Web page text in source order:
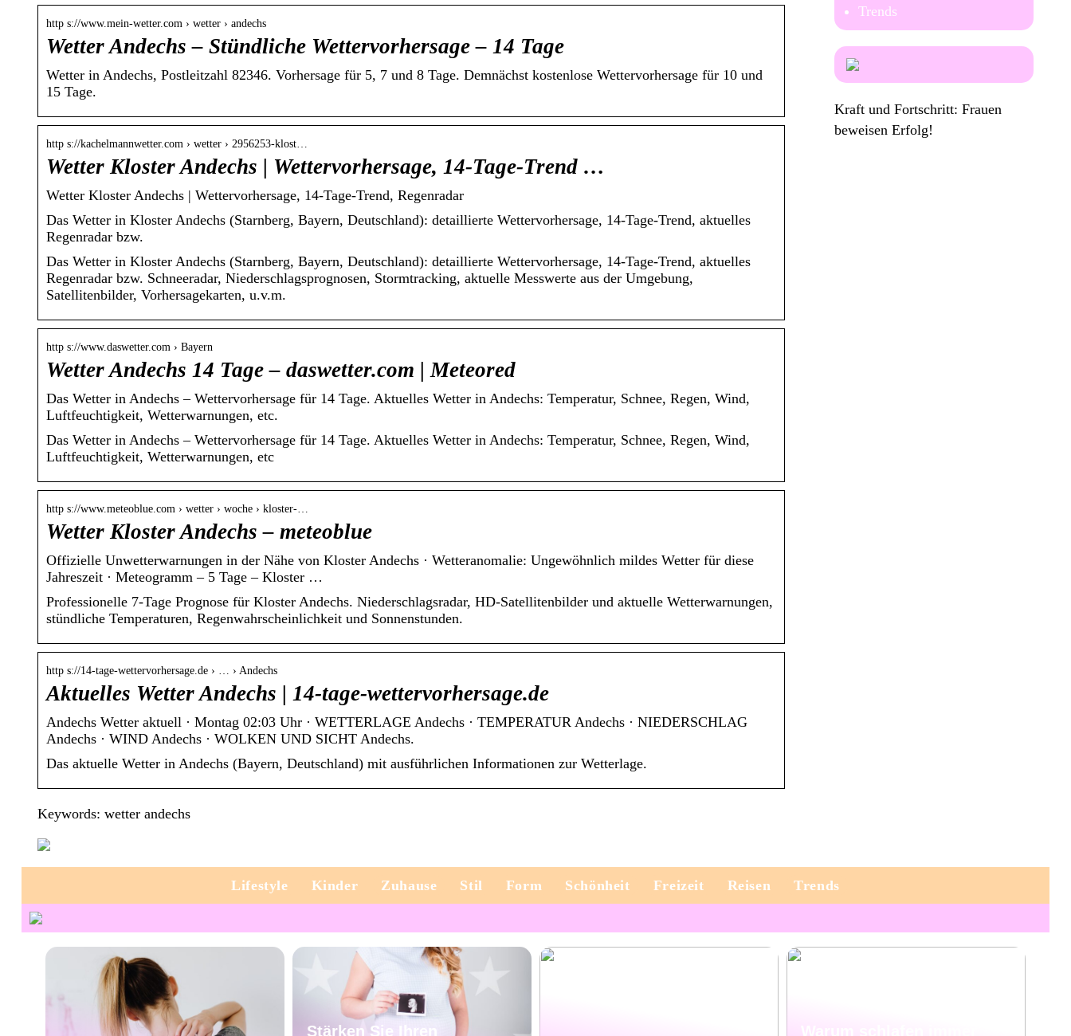
http s://www.mein-wetter.com › wetter › andechs
Wetter Andechs – Stündliche Wettervorhersage – 14 Tage
Wetter in Andechs, Postleitzahl 82346. Vorhersage für 5, 7 und 8 Tage. Demnächst kostenlose Wettervorhersage für 10 und
15 Tage.
http s://kachelmannwetter.com › wetter › 2956253-klost…
Wetter Kloster Andechs | Wettervorhersage, 14-Tage-Trend …
Wetter Kloster Andechs | Wettervorhersage, 14-Tage-Trend, Regenradar
Das Wetter in Kloster Andechs (Starnberg, Bayern, Deutschland): detaillierte Wettervorhersage, 14-Tage-Trend, aktuelles
Regenradar bzw.
Das Wetter in Kloster Andechs (Starnberg, Bayern, Deutschland): detaillierte Wettervorhersage, 14-Tage-Trend, aktuelles
Regenradar bzw. Schneeradar, Niederschlagsprognosen, Stormtracking, aktuelle Messwerte aus der Umgebung,
Satellitenbilder, Vorhersagekarten, u.v.m.
http s://www.daswetter.com › Bayern
Wetter Andechs 14 Tage – daswetter.com | Meteored
Das Wetter in Andechs – Wettervorhersage für 14 Tage. Aktuelles Wetter in Andechs: Temperatur, Schnee, Regen, Wind,
Luftfeuchtigkeit, Wetterwarnungen, etc.
Das Wetter in Andechs – Wettervorhersage für 14 Tage. Aktuelles Wetter in Andechs: Temperatur, Schnee, Regen, Wind,
Luftfeuchtigkeit, Wetterwarnungen, etc
http s://www.meteoblue.com › wetter › woche › kloster-…
Wetter Kloster Andechs – meteoblue
Offizielle Unwetterwarnungen in der Nähe von Kloster Andechs · Wetteranomalie: Ungewöhnlich mildes Wetter für diese
Jahreszeit · Meteogramm – 5 Tage – Kloster …
Professionelle 7-Tage Prognose für Kloster Andechs. Niederschlagsradar, HD-Satellitenbilder und aktuelle Wetterwarnungen,
stündliche Temperaturen, Regenwahrscheinlichkeit und Sonnenstunden.
http s://14-tage-wettervorhersage.de › … › Andechs
Aktuelles Wetter Andechs | 14-tage-wettervorhersage.de
Andechs Wetter aktuell · Montag 02:03 Uhr · WETTERLAGE Andechs · TEMPERATUR Andechs · NIEDERSCHLAG
Andechs · WIND Andechs · WOLKEN UND SICHT Andechs.
Das aktuelle Wetter in Andechs (Bayern, Deutschland) mit ausführlichen Informationen zur Wetterlage.
Keywords: wetter andechs
Trends
Kraft und Fortschritt: Frauen
beweisen Erfolg!
Lifestyle Kinder Zuhause Stil Form Schönheit Freizeit Reisen Trends
Stärken Sie Ihren Warum schlafen immer